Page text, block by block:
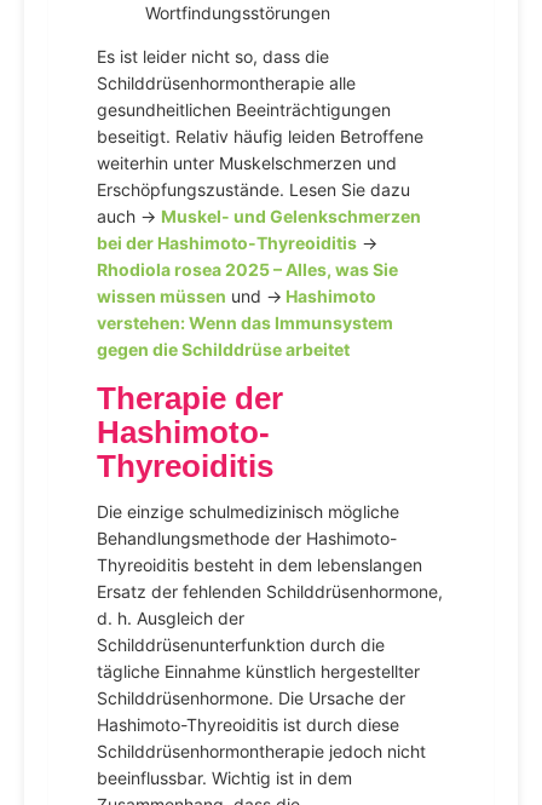
Wortfindungsstörungen
Es ist leider nicht so, dass die
Schilddrüsenhormontherapie alle
gesundheitlichen Beeinträchtigungen
beseitigt. Relativ häufig leiden Betroffene
weiterhin unter Muskelschmerzen und
Erschöpfungszustände. Lesen Sie dazu
auch → Muskel- und Gelenkschmerzen
bei der Hashimoto-Thyreoiditis →
Rhodiola rosea 2025 – Alles, was Sie
wissen müssen und → Hashimoto
verstehen: Wenn das Immunsystem
gegen die Schilddrüse arbeitet
Therapie der
Hashimoto-
Thyreoiditis
Die einzige schulmedizinisch mögliche
Behandlungsmethode der Hashimoto-
Thyreoiditis besteht in dem lebenslangen
Ersatz der fehlenden Schilddrüsenhormone,
d. h. Ausgleich der
Schilddrüsenunterfunktion durch die
tägliche Einnahme künstlich hergestellter
Schilddrüsenhormone. Die Ursache der
Hashimoto-Thyreoiditis ist durch diese
Schilddrüsenhormontherapie jedoch nicht
beeinflussbar. Wichtig ist in dem